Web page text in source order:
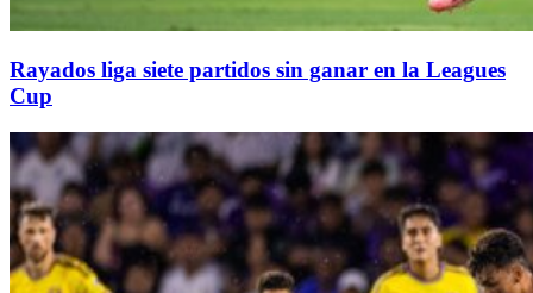
Rayados liga siete partidos sin ganar en la Leagues
Cup